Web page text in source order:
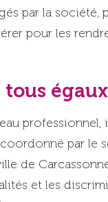
par la société,
pour les
tous égaux
professionnel,
par le
de
et les